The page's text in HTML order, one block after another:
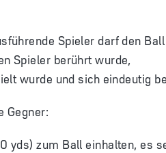
Spieler darf den
Spieler berührt wurde,
wurde und sich eindeutig
Gegner:
yds) zum Ball einhalten, es